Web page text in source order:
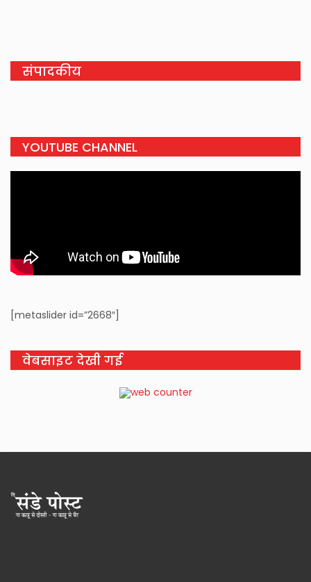
संपादकीय
YOUTUBE CHANNEL
[metaslider id=”2668″]
वेबसाइट देखी गई